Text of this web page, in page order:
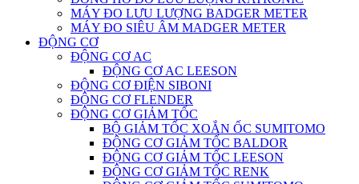
MÁY ĐO LƯU LƯỢNG BADGER METER
MÁY ĐO SIÊU ÂM MADGER METER
ĐỘNG CƠ
ĐỘNG CƠ AC
ĐỘNG CƠ AC LEESON
ĐỘNG CƠ ĐIỆN SIBONI
ĐỘNG CƠ FLENDER
ĐỘNG CƠ GIẢM TỐC
BỘ GIẢM TỐC XOẮN ỐC SUMITOMO
ĐỘNG CƠ GIẢM TỐC BALDOR
ĐỘNG CƠ GIẢM TỐC LEESON
ĐỘNG CƠ GIẢM TỐC RENK